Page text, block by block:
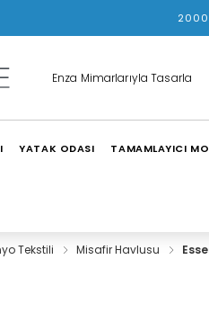
Enza Mimarlarıyla Tasarla
YATAK ODASI TAMAMLAYICI
Tekstili Misafir Havlusu